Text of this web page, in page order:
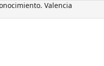
Valencia